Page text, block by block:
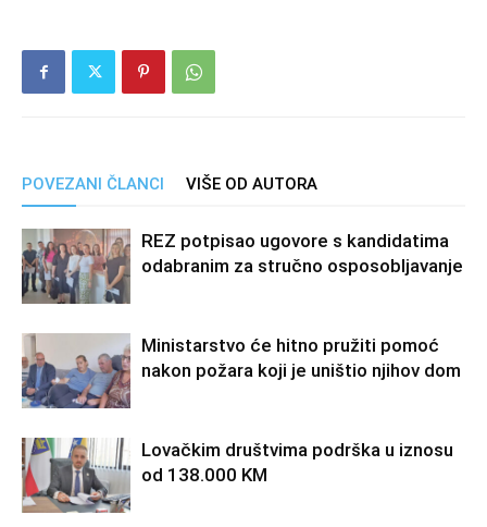
POVEZANI ČLANCI VIŠE OD AUTORA
REZ potpisao ugovore s kandidatima
odabranim za stručno osposobljavanje
Ministarstvo će hitno pružiti pomoć
nakon požara koji je uništio njihov dom
Lovačkim društvima podrška u iznosu
od 138.000 KM